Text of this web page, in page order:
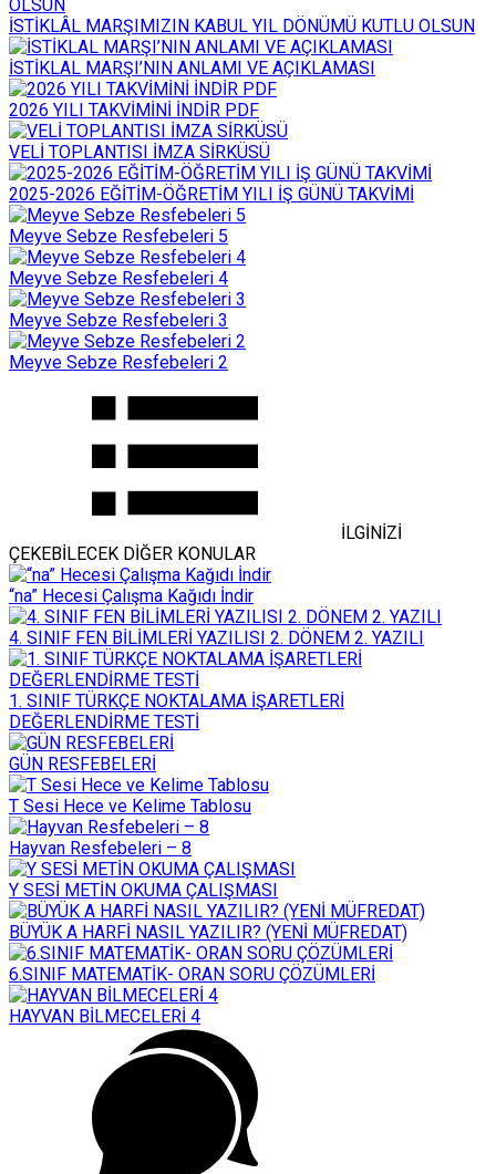
İSTİKLÂL MARŞIMIZIN KABUL YIL DÖNÜMÜ KUTLU OLSUN
İSTİKLAL MARŞI’NIN ANLAMI VE AÇIKLAMASI
2026 YILI TAKVİMİNİ İNDİR PDF
VELİ TOPLANTISI İMZA SİRKÜSÜ
2025-2026 EĞİTİM-ÖĞRETİM YILI İŞ GÜNÜ TAKVİMİ
Meyve Sebze Resfebeleri 5
Meyve Sebze Resfebeleri 4
Meyve Sebze Resfebeleri 3
Meyve Sebze Resfebeleri 2
İLGİNİZİ
ÇEKEBİLECEK DİĞER KONULAR
“na” Hecesi Çalışma Kağıdı İndir
4. SINIF FEN BİLİMLERİ YAZILISI 2. DÖNEM 2. YAZILI
1. SINIF TÜRKÇE NOKTALAMA İŞARETLERİ
DEĞERLENDİRME TESTİ
GÜN RESFEBELERİ
T Sesi Hece ve Kelime Tablosu
Hayvan Resfebeleri – 8
Y SESİ METİN OKUMA ÇALIŞMASI
BÜYÜK A HARFİ NASIL YAZILIR? (YENİ MÜFREDAT)
6.SINIF MATEMATİK- ORAN SORU ÇÖZÜMLERİ
HAYVAN BİLMECELERİ 4